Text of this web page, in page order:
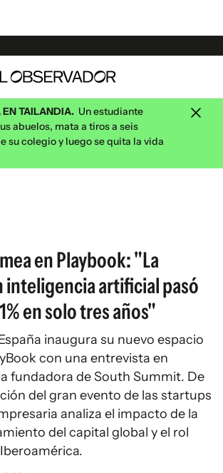
TAILANDIA. Un estudiante
abuelos, mata a tiros a seis
su colegio y luego se quita la vida
en Playbook: "La
inteligencia artificial pasó
en solo tres años"
inaugura su nuevo espacio
con una entrevista en
fundadora de South Summit. De
del gran evento de las startups
analiza el impacto de la
del capital global y el rol